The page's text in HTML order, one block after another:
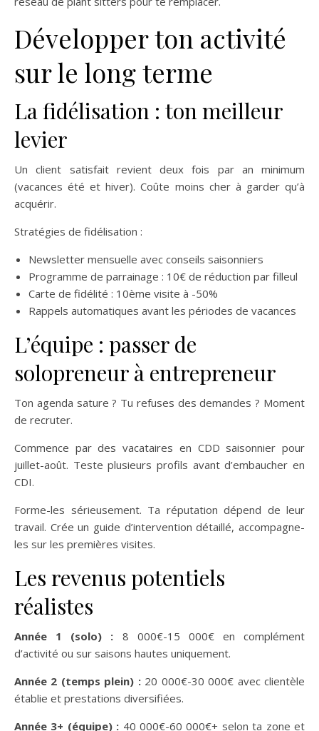
Développer ton activité
sur le long terme
La fidélisation : ton meilleur
levier
Un client satisfait revient deux fois par an minimum
(vacances été et hiver). Coûte moins cher à garder qu’à
acquérir.
Stratégies de fidélisation :
Newsletter mensuelle avec conseils saisonniers
Programme de parrainage : 10€ de réduction par filleul
Carte de fidélité : 10ème visite à -50%
Rappels automatiques avant les périodes de vacances
L’équipe : passer de
solopreneur à entrepreneur
Ton agenda sature ? Tu refuses des demandes ? Moment
de recruter.
Commence par des vacataires en CDD saisonnier pour
juillet-août. Teste plusieurs profils avant d’embaucher en
CDI.
Forme-les sérieusement. Ta réputation dépend de leur
travail. Crée un guide d’intervention détaillé, accompagne-
les sur les premières visites.
Les revenus potentiels
réalistes
Année 1 (solo) : 8 000€-15 000€ en complément
d’activité ou sur saisons hautes uniquement.
Année 2 (temps plein) :20 000€-30 000€ avec clientèle
établie et prestations diversifiées.
Année 3+ (équipe) : 40 000€-60 000€+ selon ta zone et